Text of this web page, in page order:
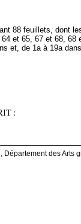
88 feuillets, dont
et 65, 67 et 68,
et, de 1a à 19a
:
Département des Arts